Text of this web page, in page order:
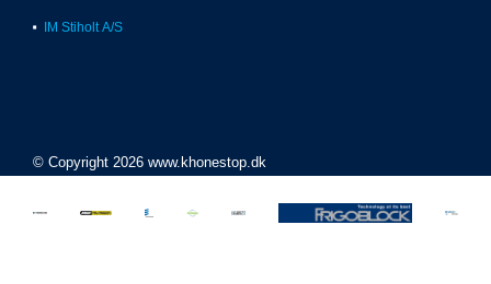
IM Stiholt A/S
© Copyright 2026 www.khonestop.dk